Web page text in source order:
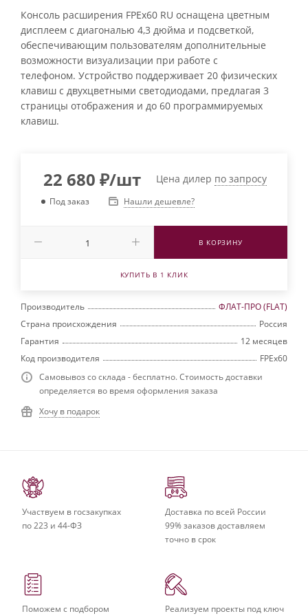
Консоль расширения FPEx60 RU оснащена цветным
дисплеем с диагональю 4,3 дюйма и подсветкой,
обеспечивающим пользователям дополнительные
возможности визуализации при работе с
телефоном. Устройство поддерживает 20 физических
клавиш с двухцветными светодиодами, предлагая 3
страницы отображения и до 60 программируемых
клавиш.
22 680 ₽/шт Цена дилер по запросу
Под заказ Нашли дешевле?
В КОРЗИНУ
КУПИТЬ В 1 КЛИК
Производитель
ФЛАТ-ПРО (FLAT)
Страна происхождения
Россия
Гарантия
12 месяцев
Код производителя
FPEx60
Самовывоз со склада - бесплатно. Стоимость доставки
определяется во время оформления заказа
Хочу в подарок
Участвуем в госзакупках
по 223 и 44-ФЗ
Доставка по всей России
99% заказов доставляем
точно в срок
Поможем с подбором
Реализуем проекты под ключ